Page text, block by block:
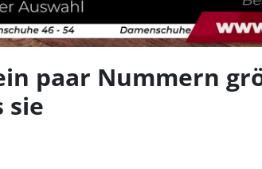
paar Nummern
sie